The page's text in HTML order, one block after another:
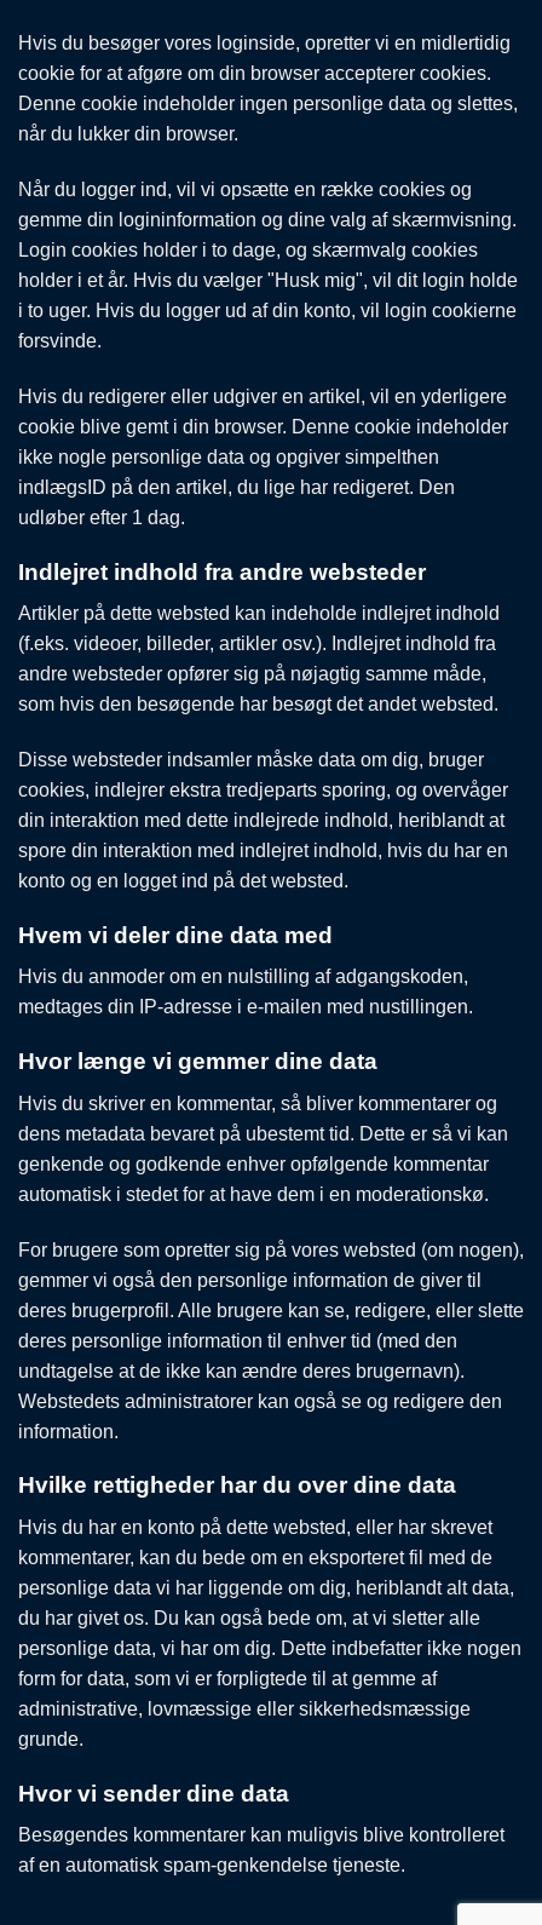
Hvis du besøger vores loginside, opretter vi en midlertidig
cookie for at afgøre om din browser accepterer cookies.
Denne cookie indeholder ingen personlige data og slettes,
når du lukker din browser.
Når du logger ind, vil vi opsætte en række cookies og
gemme din logininformation og dine valg af skærmvisning.
Login cookies holder i to dage, og skærmvalg cookies
holder i et år. Hvis du vælger "Husk mig", vil dit login holde
i to uger. Hvis du logger ud af din konto, vil login cookierne
forsvinde.
Hvis du redigerer eller udgiver en artikel, vil en yderligere
cookie blive gemt i din browser. Denne cookie indeholder
ikke nogle personlige data og opgiver simpelthen
indlægsID på den artikel, du lige har redigeret. Den
udløber efter 1 dag.
Indlejret indhold fra andre websteder
Artikler på dette websted kan indeholde indlejret indhold
(f.eks. videoer, billeder, artikler osv.). Indlejret indhold fra
andre websteder opfører sig på nøjagtig samme måde,
som hvis den besøgende har besøgt det andet websted.
Disse websteder indsamler måske data om dig, bruger
cookies, indlejrer ekstra tredjeparts sporing, og overvåger
din interaktion med dette indlejrede indhold, heriblandt at
spore din interaktion med indlejret indhold, hvis du har en
konto og en logget ind på det websted.
Hvem vi deler dine data med
Hvis du anmoder om en nulstilling af adgangskoden,
medtages din IP-adresse i e-mailen med nustillingen.
Hvor længe vi gemmer dine data
Hvis du skriver en kommentar, så bliver kommentarer og
dens metadata bevaret på ubestemt tid. Dette er så vi kan
genkende og godkende enhver opfølgende kommentar
automatisk i stedet for at have dem i en moderationskø.
For brugere som opretter sig på vores websted (om nogen),
gemmer vi også den personlige information de giver til
deres brugerprofil. Alle brugere kan se, redigere, eller slette
deres personlige information til enhver tid (med den
undtagelse at de ikke kan ændre deres brugernavn).
Webstedets administratorer kan også se og redigere den
information.
Hvilke rettigheder har du over dine data
Hvis du har en konto på dette websted, eller har skrevet
kommentarer, kan du bede om en eksporteret fil med de
personlige data vi har liggende om dig, heriblandt alt data,
du har givet os. Du kan også bede om, at vi sletter alle
personlige data, vi har om dig. Dette indbefatter ikke nogen
form for data, som vi er forpligtede til at gemme af
administrative, lovmæssige eller sikkerhedsmæssige
grunde.
Hvor vi sender dine data
Besøgendes kommentarer kan muligvis blive kontrolleret
af en automatisk spam-genkendelse tjeneste.